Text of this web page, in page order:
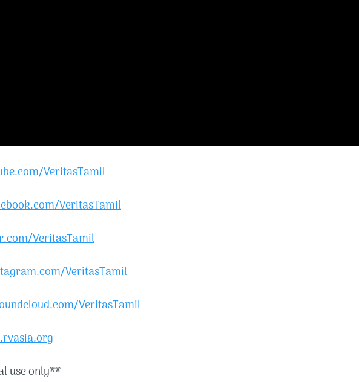
VeritasTamil
VeritasTamil
VeritasTamil
VeritasTamil
VeritasTamil
use only**